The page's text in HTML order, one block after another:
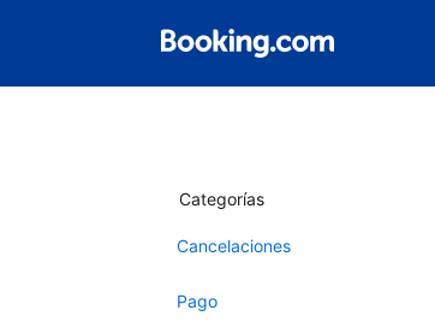
Categorías
Cancelaciones
Pago